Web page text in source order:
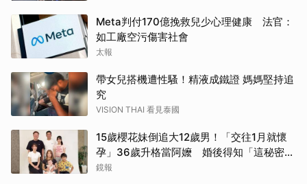
Meta判付170億挽救兒少心理健康 法官：
如工廠空污傷害社會
太報
帶女兒搭機遭性騷！精液成鐵證 媽媽堅持追
究
VISION THAI 看見泰國
15歲櫻花妹倒追大12歲男！「交往1月就懷
孕」36歲升格當阿嬤 婚後得知「這秘密」
傻眼了
鏡報